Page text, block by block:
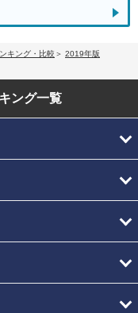
キング・比較
2019年版
ング一覧